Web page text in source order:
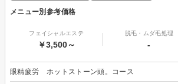
メニュー別参考価格
フェイシャルエステ
￥3,500～
脱毛・ムダ毛処理
-
眼精疲労 ホットストーン頭。コース